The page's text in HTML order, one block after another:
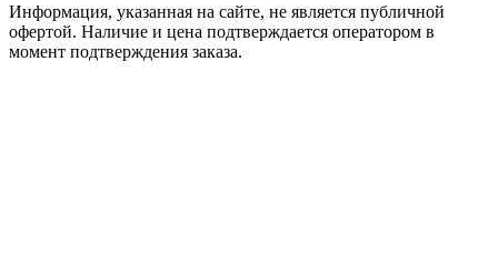
Информация, указанная на сайте, не является публичной
офертой. Наличие и цена подтверждается оператором в
момент подтверждения заказа.